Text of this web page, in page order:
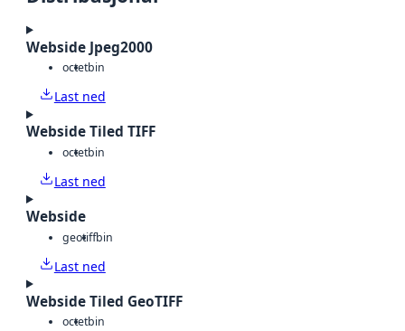
Webside Jpeg2000
octetbin
Last ned
Webside Tiled TIFF
octetbin
Last ned
Webside
geotiffbin
Last ned
Webside Tiled GeoTIFF
octetbin